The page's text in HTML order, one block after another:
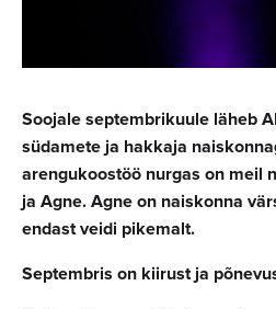
Soojale septembrikuule läheb
südamete ja hakkaja
arengukoostöö nurgas on meil
ja Agne. Agne on naiskonna
endast veidi pikemalt.
Septembris on kiirust ja